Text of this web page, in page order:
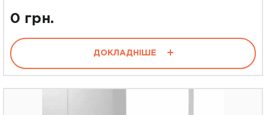
0 грн.
ДОКЛАДНІШЕ